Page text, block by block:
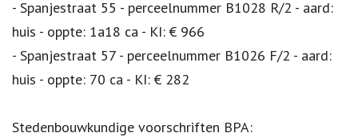
- Spanjestraat 55 - perceelnummer B1028 R/2 - aard:
huis - oppte: 1a18 ca - KI: € 966
- Spanjestraat 57 - perceelnummer B1026 F/2 - aard:
huis - oppte: 70 ca - KI: € 282
Stedenbouwkundige voorschriften BPA: